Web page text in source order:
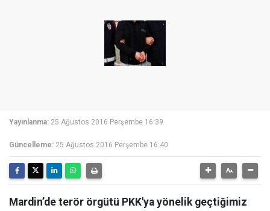
Yayınlanma: 25 Ağustos 2016 Perşembe 16:39
Güncelleme: 25 Ağustos 2016 Perşembe 16:40
Mardin’de terör örgütü PKK'ya yönelik geçtiğimiz